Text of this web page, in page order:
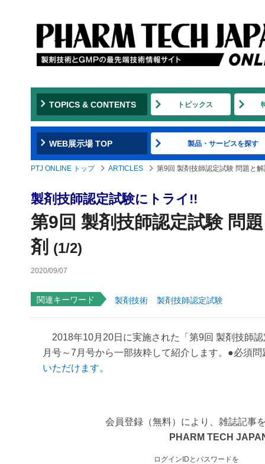
TOPICS & CONTENTS トピックス
WEB展示場 TOP 製品・サービスを探す
PTJ ONLINE トップ ARTICLES 第9回 製剤技師認定試験 問題と
製剤技師認定試験にトライ!!
第9回 製剤技師認定試験 問
剤 (1/2)
2020/09/07
関連キーワード 製剤技術 製剤技師認定試験
2018年10月20日に実施された「第9回 製剤技師
月号～7月号から一部抜粋して紹介します。●必須
いただけます。
会員登録（無料）により、雑誌記事
PHARM TECH
ログインIDとパスワードを